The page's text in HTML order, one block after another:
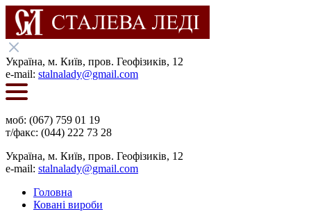
Українa, м. Київ, пров. Геофізиків, 12
e-mail: stalnalady@gmail.com
моб: (067) 759 01 19
т/факс: (044) 222 73 28
Українa, м. Київ, пров. Геофізиків, 12
e-mail: stalnalady@gmail.com
Головна
Ковані вироби